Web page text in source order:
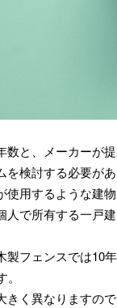
と、メーカーが
検討する必要があ
用するような建
人で所有する一戸
フェンスでは10
く異なりますの